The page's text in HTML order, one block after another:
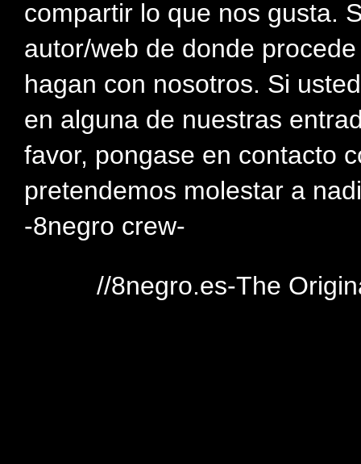
compartir lo que nos gusta.
autor/web de donde
hagan con nosotros. Si
en alguna de nuestras
favor, pongase en contacto
pretendemos molestar a
-8negro crew-
//8negro.es-The